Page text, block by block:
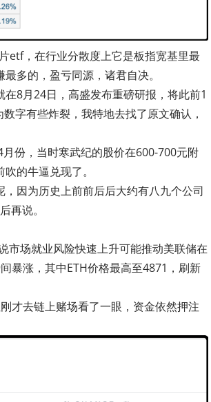
etf，在行业分散度上它是板指宽基里最
多的，盈亏同源，诸君自决。
8月24日，高盛发布重磅研报，将此前1
字有些炸裂，我特地去找了原文确认，
份，当时寒武纪的股价在600-700元附
的牛逼兑现了。
因为历史上前前后后大约有八九个公司
再说。
市场就业风险快速上升可能推动美联储在
暴涨，其中ETH价格最高至4871，刷新
才去链上赌场看了一眼，资金依然押注